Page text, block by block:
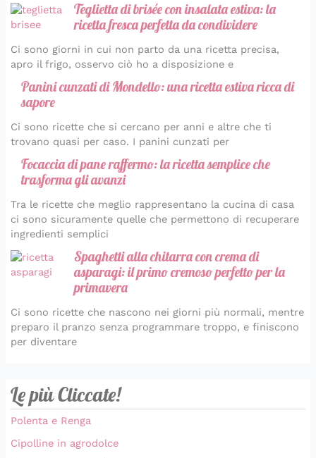
Teglietta di brisée con insalata estiva: la
ricetta fresca perfetta da condividere
Ci sono giorni in cui non parto da una ricetta precisa,
apro il frigo, osservo ciò ho a disposizione e
Panini cunzati di Mondello: una ricetta estiva ricca di
sapore
Ci sono ricette che si cercano per anni e altre che ti
trovano quasi per caso. I panini cunzati per
Focaccia di pane raffermo: la ricetta semplice che
trasforma gli avanzi
Tra le ricette che meglio rappresentano la cucina di casa
ci sono sicuramente quelle che permettono di recuperare
ingredienti semplici
Spaghetti alla chitarra con crema di
asparagi: il primo cremoso perfetto per la
primavera
Ci sono ricette che nascono nei giorni più normali, mentre
preparo il pranzo senza programmare troppo, e finiscono
per diventare
Le più Cliccate!
Polenta e Renga
Cipolline in agrodolce